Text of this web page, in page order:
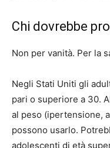
Chi dovrebbe
Non per vanità. Per la
Negli Stati Uniti gli
pari o superiore a 30.
al peso (ipertensione,
possono usarlo.
adolescenti di età